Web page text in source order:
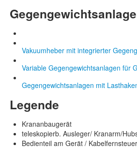
Vakuumheber mit integrierter
Variable Gegengewichtsanlagen für
Gegengewichtsanlagen mit
Legende
Krananbaugerät
teleskopierb. Ausleger/ Kranarm/
Bedienteil am Gerät /